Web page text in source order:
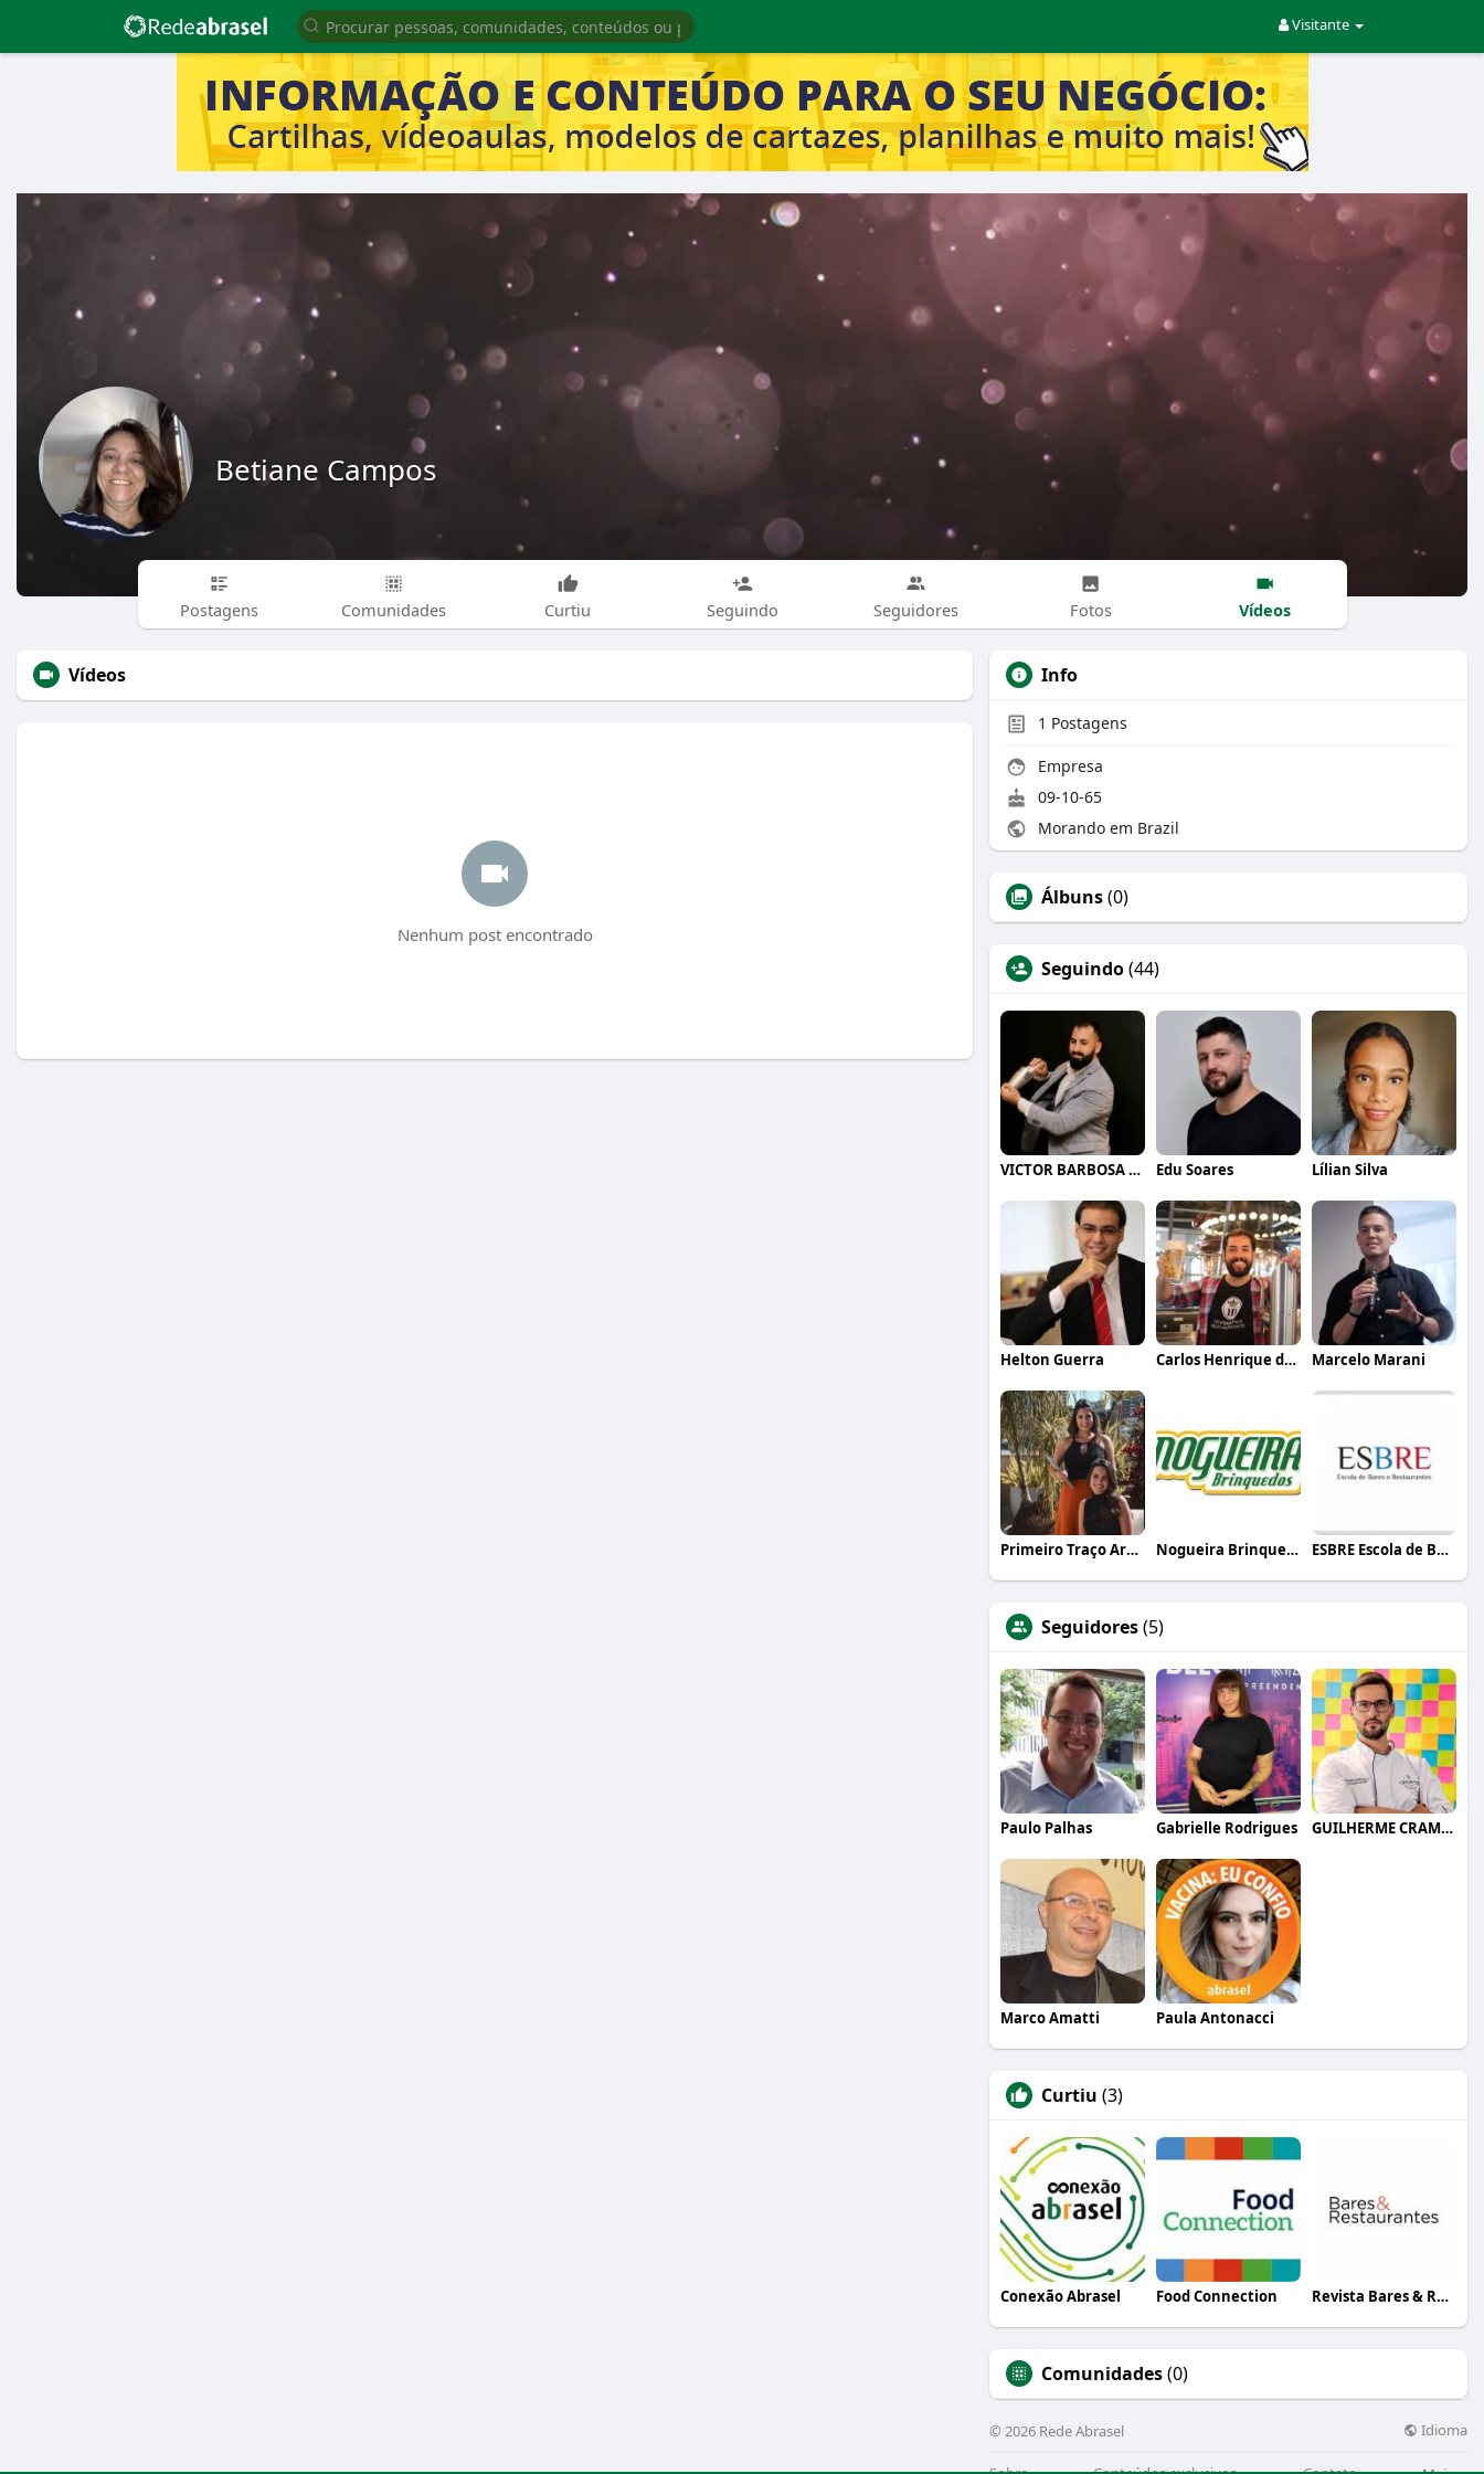
Visitante
Betiane Campos
Postagens Comunidades Curtiu Seguindo Seguidores Fotos Vídeos
Vídeos
Nenhum post encontrado
Info
1 Postagens
Empresa
09-10-65
Morando em Brazil
Álbuns(0)
Seguindo(44)
VICTOR BARBOSA QUARANTA Edu Soares Lílian Silva
Helton Guerra Carlos Henrique de Faria Vasconcelos Marcelo Marani
Primeiro Traço Arquitetura Nogueira Brinquedos ESBRE Escola de Bares e Restaurantes
Seguidores(5)
Paulo Palhas Gabrielle Rodrigues GUILHERME CRAMER BALLE
Marco Amatti Paula Antonacci
Curtiu (3)
Conexão Abrasel Food Connection Revista Bares & Restaurantes
Comunidades(0)
© 2026 Rede Abrasel Idioma